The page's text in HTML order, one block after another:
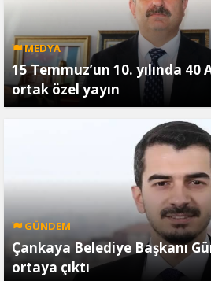
MEDYA
15 Temmuz’un 10. yılında
ortak özel yayın
GÜNDEM
Çankaya Belediye Başkanı
ortaya çıktı